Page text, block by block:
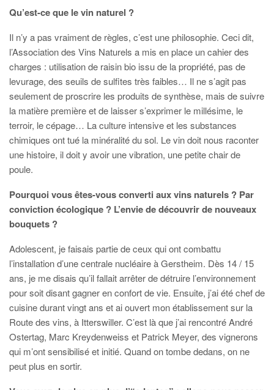
Qu’est-ce que le vin naturel ?
Il n’y a pas vraiment de règles, c’est une philosophie. Ceci dit,
l’Association des Vins Naturels a mis en place un cahier des
charges : utilisation de raisin bio issu de la propriété, pas de
levurage, des seuils de sulfites très faibles… Il ne s’agit pas
seulement de proscrire les produits de synthèse, mais de suivre
la matière première et de laisser s’exprimer le millésime, le
terroir, le cépage… La culture intensive et les substances
chimiques ont tué la minéralité du sol. Le vin doit nous raconter
une histoire, il doit y avoir une vibration, une petite chair de
poule.
Pourquoi vous êtes-vous converti aux vins naturels ? Par
conviction écologique ? L’envie de découvrir de nouveaux
bouquets ?
Adolescent, je faisais partie de ceux qui ont combattu
l’installation d’une centrale nucléaire à Gerstheim. Dès 14 / 15
ans, je me disais qu’il fallait arrêter de détruire l’environnement
pour soit disant gagner en confort de vie. Ensuite, j’ai été chef de
cuisine durant vingt ans et ai ouvert mon établissement sur la
Route des vins, à Itterswiller. C’est là que j’ai rencontré André
Ostertag, Marc Kreydenweiss et Patrick Meyer, des vignerons
qui m’ont sensibilisé et initié. Quand on tombe dedans, on ne
peut plus en sortir.